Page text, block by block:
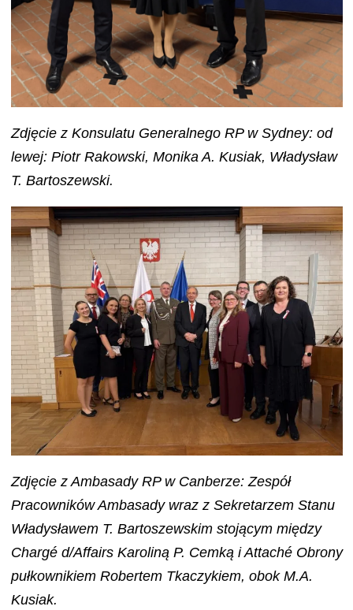
Zdjęcie z Konsulatu Generalnego RP w Sydney: od
lewej: Piotr Rakowski, Monika A. Kusiak, Władysław
T. Bartoszewski.
Zdjęcie z Ambasady RP w Canberze: Zespół
Pracowników Ambasady wraz z Sekretarzem Stanu
Władysławem T. Bartoszewskim stojącym między
Chargé d/Affairs Karoliną P. Cemką i Attaché Obrony
pułkownikiem Robertem Tkaczykiem, obok M.A.
Kusiak.